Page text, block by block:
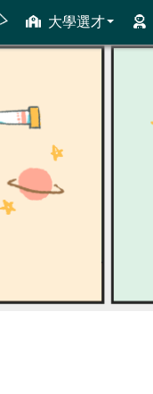
大學選才
育才輔助系統